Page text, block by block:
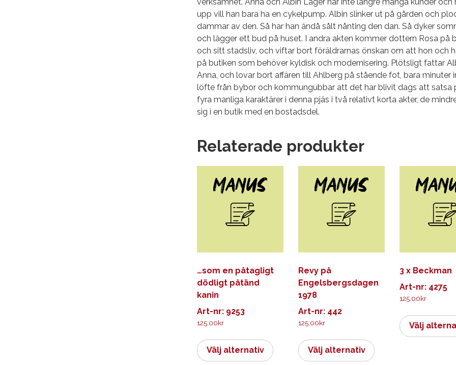
verksamhet. Anna och Albin Lager har inte längre många kunder
upp vill han bara ha en cykelpump. Albin slinker ut på gården och
dammar av den. Så har han ändå sålt nånting den dan. Så dyker
och lägger ett bud på huset. I andra akten kommer dottern Rosa på
och sitt stadsliv, och viftar bort föräldrarnas önskan om att hon och
på butiken som behöver kyldisk och modernisering. Plötsligt fattar
Anna, och lovar bort affären till Ahlberg på stående fot, bara minuter
löfte från bybor och kommungubbar att det har blivit dags att satsa
fyra manliga karaktärer i denna pjäs i två relativt korta akter, de
sig i en butik med en bostadsdel.
Relaterade produkter
…som en påtagligt
dödligt påtänd
kanin
Art-nr: 9253
125.00kr
Välj alternativ
här
produkten
Revy på
Engelsbergsdagen
1978
Art-nr: 442
125.00kr
Välj alternativ
här
3 x Beckman
Art-nr: 4275
125.00kr
Välj